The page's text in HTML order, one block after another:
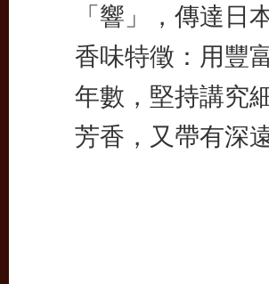
「響」，傳達日
香味特徵：用豐
年數，堅持講究
芳香，又帶有深